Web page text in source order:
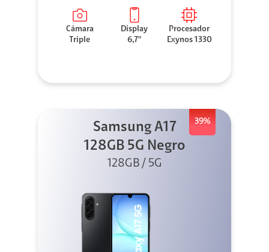
Cámara
Triple
Display
6,7"
Procesador
Exynos 1330
39%
Samsung A17
128GB 5G Negro
128GB / 5G